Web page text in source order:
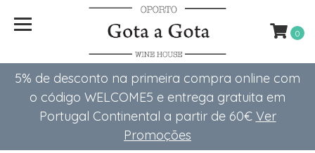
5% de desconto na primeira compra online com
o código WELCOME5 e entrega gratuita em
Portugal Continental a partir de 60€ Ver
Promoções
0